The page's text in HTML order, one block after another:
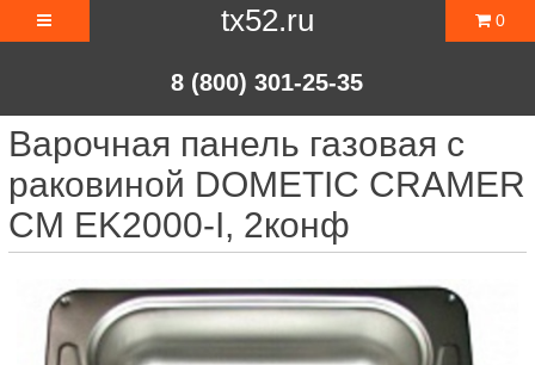
tx52.ru
8 (800) 301-25-35
0
Варочная панель газовая с
раковиной DOMETIC CRAMER
CM EK2000-I, 2конф